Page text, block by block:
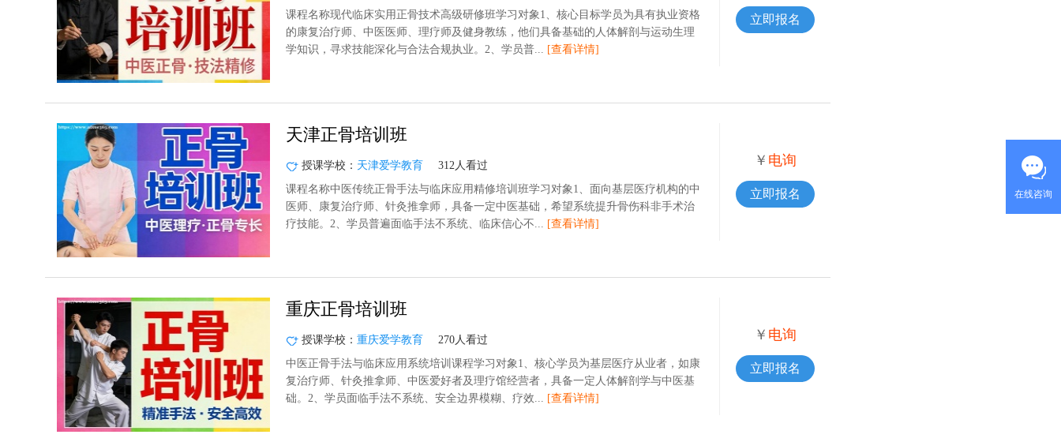
课程名称现代临床实用正骨技术高级研修班学习对象1、核心目标学员为具有执业资格
的康复治疗师、中医医师、理疗师及健身教练，他们具备基础的人体解剖与运动生理
学知识，寻求技能深化与合法合规执业。2、学员普... [查看详情]
立即报名
天津正骨培训班
授课学校： 天津爱学教育
312人看过
课程名称中医传统正骨手法与临床应用精修培训班学习对象1、面向基层医疗机构的中
医师、康复治疗师、针灸推拿师，具备一定中医基础，希望系统提升骨伤科非手术治
疗技能。2、学员普遍面临手法不系统、临床信心不... [查看详情]
￥ 电询
立即报名
重庆正骨培训班
授课学校： 重庆爱学教育
270人看过
中医正骨手法与临床应用系统培训课程学习对象1、核心学员为基层医疗从业者，如康
复治疗师、针灸推拿师、中医爱好者及理疗馆经营者，具备一定人体解剖学与中医基
础。2、学员面临手法不系统、安全边界模糊、疗效... [查看详情]
￥ 电询
立即报名
在线咨询